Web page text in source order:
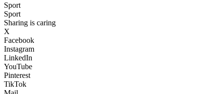
Sport
Sport
Sharing is caring
X
Facebook
Instagram
LinkedIn
YouTube
Pinterest
TikTok